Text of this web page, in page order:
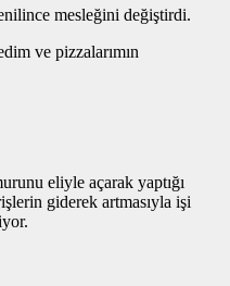
mesleğini değiştirdi.
ve pizzalarımın
eliyle açarak yaptığı
giderek artmasıyla işi